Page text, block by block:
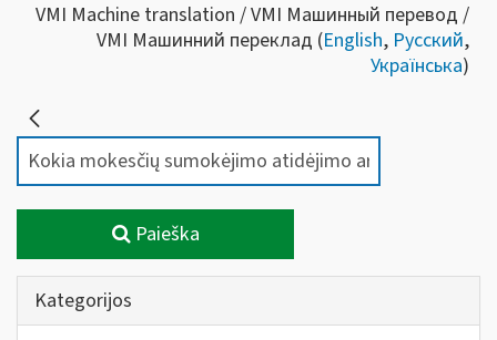
VMI Machine translation / VMI Машинный перевод /
VMI Машинний переклад (English, Русский,
Українська)
Paieška
Kategorijos